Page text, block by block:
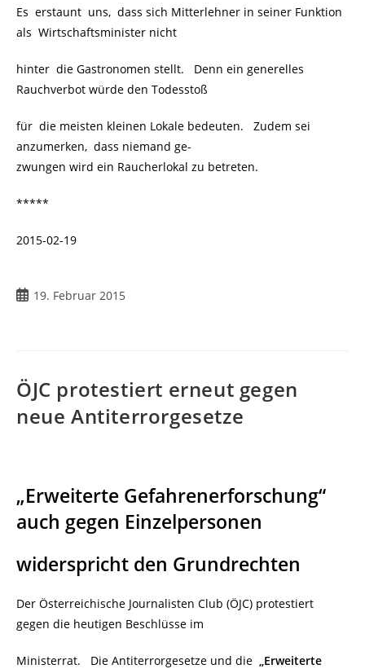
Es erstaunt uns, dass sich Mitterlehner in seiner Funktion
als Wirtschaftsminister nicht
hinter die Gastronomen stellt. Denn ein generelles
Rauchverbot würde den Todesstoß
für die meisten kleinen Lokale bedeuten. Zudem sei
anzumerken, dass niemand ge-
zwungen wird ein Raucherlokal zu betreten.
*****
2015-02-19
Beitrag19. Februar 2015
ÖJC protestiert erneut gegen
neue Antiterrorgesetze
„Erweiterte Gefahrenerforschung“
auch gegen Einzelpersonen
widerspricht den Grundrechten
Der Österreichische Journalisten Club (ÖJC) protestiert
gegen die heutigen Beschlüsse im
Ministerrat. Die Antiterrorgesetze und die
„Erweiterte